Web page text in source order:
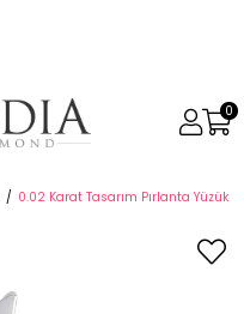
0
0.02 Karat Tasarım Pırlanta Yüzük